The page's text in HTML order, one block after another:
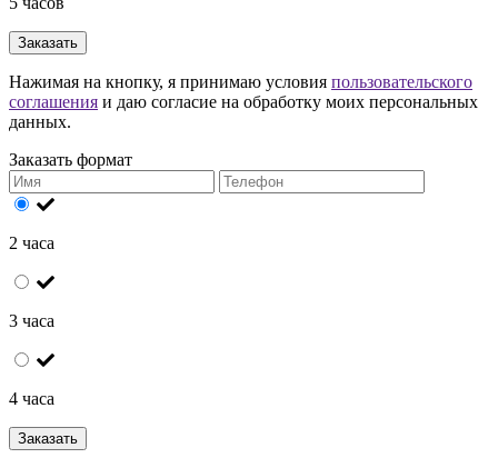
Заказать
Нажимая на кнопку, я принимаю условия пользовательского
соглашения и даю согласие на обработку моих персональных
данных.
Заказать формат
2 часа
3 часа
4 часа
Заказать